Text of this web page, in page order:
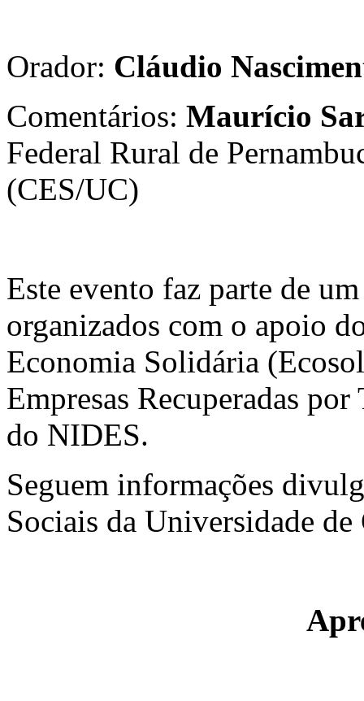
Orador: Cláudio
Comentários: Maurício
Federal Rural de
(CES/UC)
Este evento faz parte de
organizados com o apoio
Economia Solidária
Empresas Recuperadas
do NIDES.
Seguem informações
Sociais da Universidade